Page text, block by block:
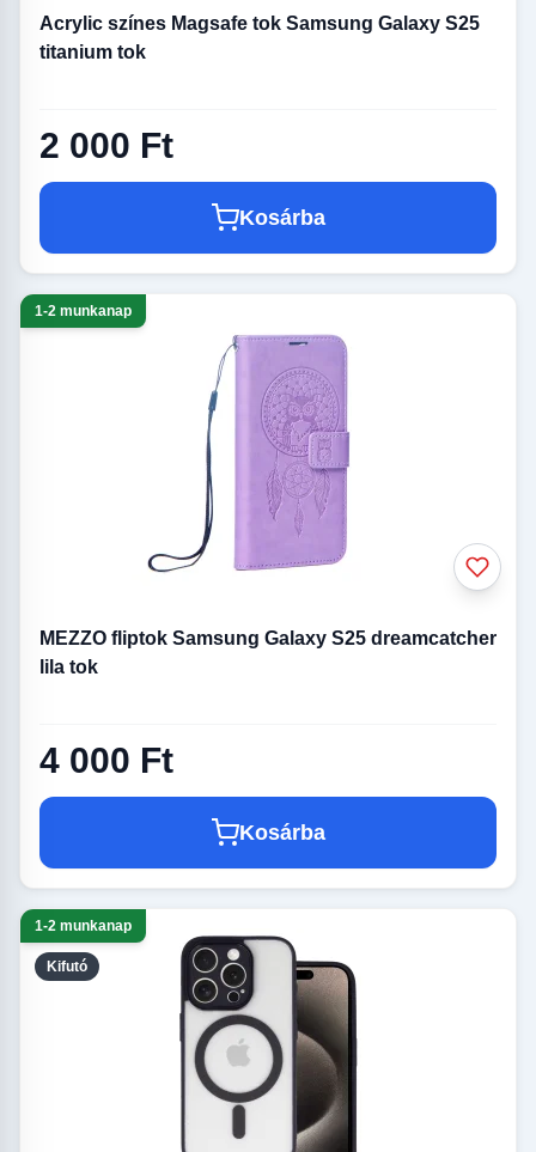
Acrylic színes Magsafe tok Samsung Galaxy S25
titanium tok
2 000 Ft
Kosárba
1-2 munkanap
MEZZO fliptok Samsung Galaxy S25 dreamcatcher
lila tok
4 000 Ft
Kosárba
Kifutó
1-2 munkanap